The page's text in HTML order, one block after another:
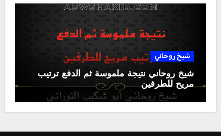
شيخ روحاني
شيخ روحاني نتيجة ملموسة ثم الدفع ترتيب
مريح للطرفين